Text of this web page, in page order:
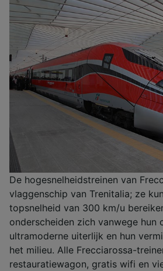
De hogesnelheidstreinen van
vlaggenschip van Trenitalia; ze
topsnelheid van 300 km/u
onderscheiden zich vanwege hun
ultramoderne uiterlijk en hun
het milieu. Alle Frecciarossa-
restauratiewagon, gratis wifi en